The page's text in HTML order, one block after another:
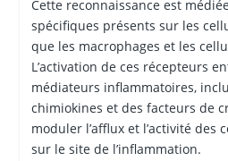
Cette reconnaissance est
spécifiques présents sur les
que les macrophages et les
L’activation de ces récepteurs
médiateurs inflammatoires,
chimiokines et des facteurs de
moduler l’afflux et l’activité des
sur le site de l’inflammation.